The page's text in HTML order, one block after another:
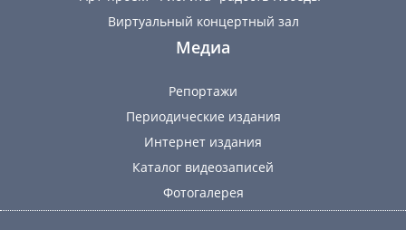
Виртуальный концертный зал
Медиа
Репортажи
Периодические издания
Интернет издания
Каталог видеозаписей
Фотогалерея